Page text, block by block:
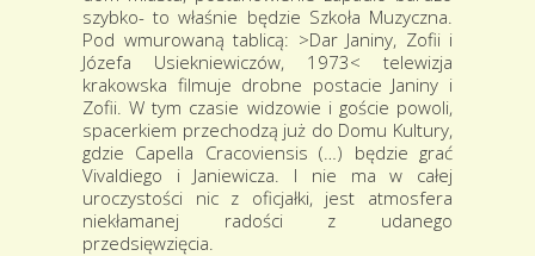
szybko- to właśnie będzie Szkoła Muzyczna.
Pod wmurowaną tablicą: >Dar Janiny, Zofii i
Józefa Usiekniewiczów, 1973< telewizja
krakowska filmuje drobne postacie Janiny i
Zofii. W tym czasie widzowie i goście powoli,
spacerkiem przechodzą już do Domu Kultury,
gdzie Capella Cracoviensis (…) będzie grać
Vivaldiego i Janiewicza. I nie ma w całej
uroczystości nic z oficjałki, jest atmosfera
niekłamanej radości z udanego
przedsięwzięcia.